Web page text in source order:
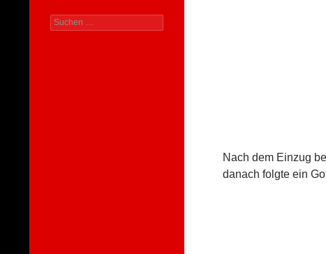
Nach dem Einzug
danach folgte ein
Suchen
nach: